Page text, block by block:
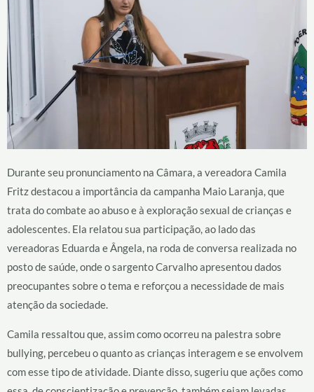
Durante seu pronunciamento na Câmara, a vereadora Camila
Fritz destacou a importância da campanha Maio Laranja, que
trata do combate ao abuso e à exploração sexual de crianças e
adolescentes. Ela relatou sua participação, ao lado das
vereadoras Eduarda e Ângela, na roda de conversa realizada no
posto de saúde, onde o sargento Carvalho apresentou dados
preocupantes sobre o tema e reforçou a necessidade de mais
atenção da sociedade.
Camila ressaltou que, assim como ocorreu na palestra sobre
bullying, percebeu o quanto as crianças interagem e se envolvem
com esse tipo de atividade. Diante disso, sugeriu que ações como